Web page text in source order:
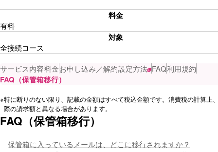
料金
有料
対象
全接続コース
サービス内容料金お申し込み／解約設定方法 FAQ利用規約
FAQ（保管箱移行）
※特に断りのない限り、記載の金額はすべて税込金額です。消費税の計算上
際の請求額と異なる場合があります。
FAQ（保管箱移行）
保管箱に入っているメールは、どこに移行されますか？